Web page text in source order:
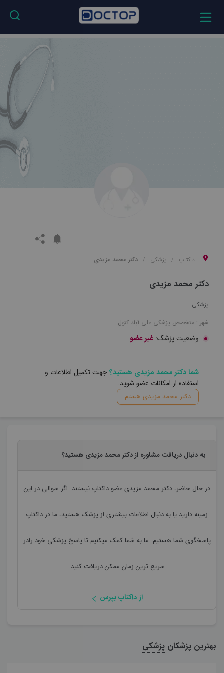
داکتاپ پزشکی دکتر محمد مزیدی
دکتر محمد مزیدی
پزشکی
شهر : متخصص پزشکی علی آباد کتول
وضعیت پزشک: غیر عضو
شما دکتر محمد مزیدی هستید؟جهت تکمیل اطلاعات و
استفاده از امکانات عضو شوید.
دکتر محمد مزیدی هستم
به دنبال دریافت مشاوره از دکتر محمد مزیدی هستید؟
در حال حاضر،دکتر محمد مزیدیعضو داکتاپ نیستند. اگر سوالی در این
زمینه دارید یا به دنبال اطلاعات بیشتری از پزشک هستید، ما در داکتاپ
پاسخگوی شما هستیم. ما به شما کمک میکنیم تا پاسخ پزشکی خود رادر
سریع ترین زمان ممکن دریافت کنید.
از داکتاپ بپرس
بهترین پزشکان پزشکی